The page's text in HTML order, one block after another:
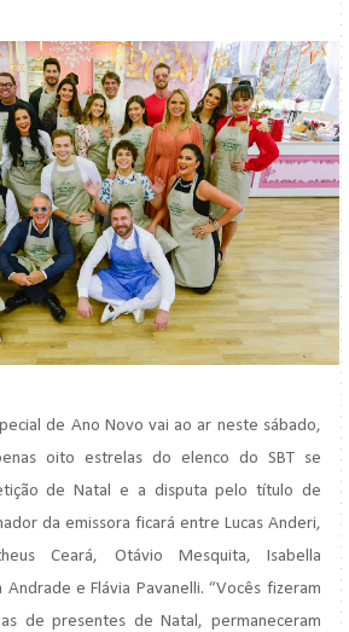
de Ano Novo vai ao ar neste sábado,
oito estrelas do elenco do SBT se
de Natal e a disputa pelo título de
da emissora ficará entre Lucas Anderi,
Ceará, Otávio Mesquita, Isabella
Andrade e Flávia Pavanelli. “Vocês fizeram
de presentes de Natal, permaneceram